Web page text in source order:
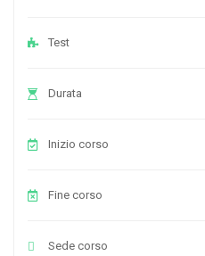
Test
Durata
Inizio corso
Fine corso
Sede corso